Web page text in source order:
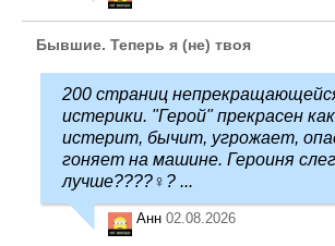
Бывшие. Теперь я (не) твоя
200 страниц
истерики. "Герой" прекрасен
истерит, бычит, угрожает,
гоняет на машине. Героиня
лучше????‍♀️? ...
Анн 02.08.2026